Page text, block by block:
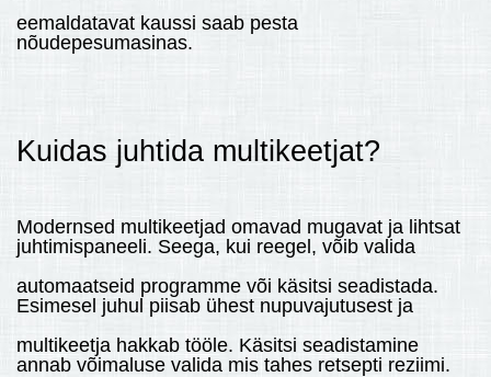
eemaldatavat kaussi saab pesta
nõudepesumasinas.
Kuidas juhtida multikeetjat?
Modernsed multikeetjad omavad mugavat ja lihtsat
juhtimispaneeli. Seega, kui reegel, võib valida
automaatseid programme või käsitsi seadistada.
Esimesel juhul piisab ühest nupuvajutusest ja
multikeetja hakkab tööle. Käsitsi seadistamine
annab võimaluse valida mis tahes retsepti reziimi.